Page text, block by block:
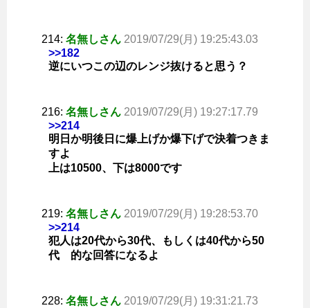
214: 名無しさん 2019/07/29(月) 19:25:43.03
>>182
逆にいつこの辺のレンジ抜けると思う？
216: 名無しさん 2019/07/29(月) 19:27:17.79
>>214
明日か明後日に爆上げか爆下げで決着つきま
すよ
上は10500、下は8000です
219: 名無しさん 2019/07/29(月) 19:28:53.70
>>214
犯人は20代から30代、もしくは40代から50
代 的な回答になるよ
228: 名無しさん 2019/07/29(月) 19:31:21.73